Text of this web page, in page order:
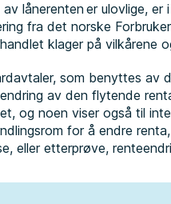
lånerenten er ulovlige,
fra det norske
klager på vilkårene
som benyttes av
av den flytende
og noen viser også til
for å endre
eller etterprøve,